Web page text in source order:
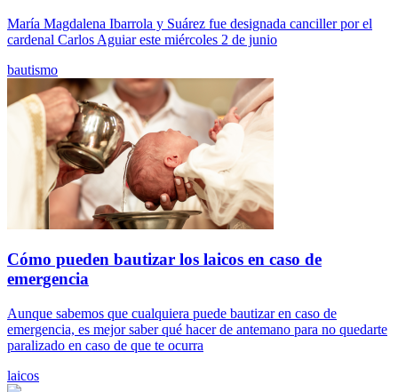
María Magdalena Ibarrola y Suárez fue designada canciller por el
cardenal Carlos Aguiar este miércoles 2 de junio
bautismo
Cómo pueden bautizar los laicos en caso de
emergencia
Aunque sabemos que cualquiera puede bautizar en caso de
emergencia, es mejor saber qué hacer de antemano para no quedarte
paralizado en caso de que te ocurra
laicos